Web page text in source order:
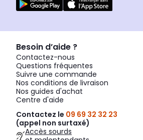
Besoin d’aide ?
Contactez-nous
Questions fréquentes
Suivre une commande
Nos conditions de livraison
Nos guides d'achat
Centre d'aide
Contactez le 09 69 32 32 23
(appel non surtaxé)
Accès sourds